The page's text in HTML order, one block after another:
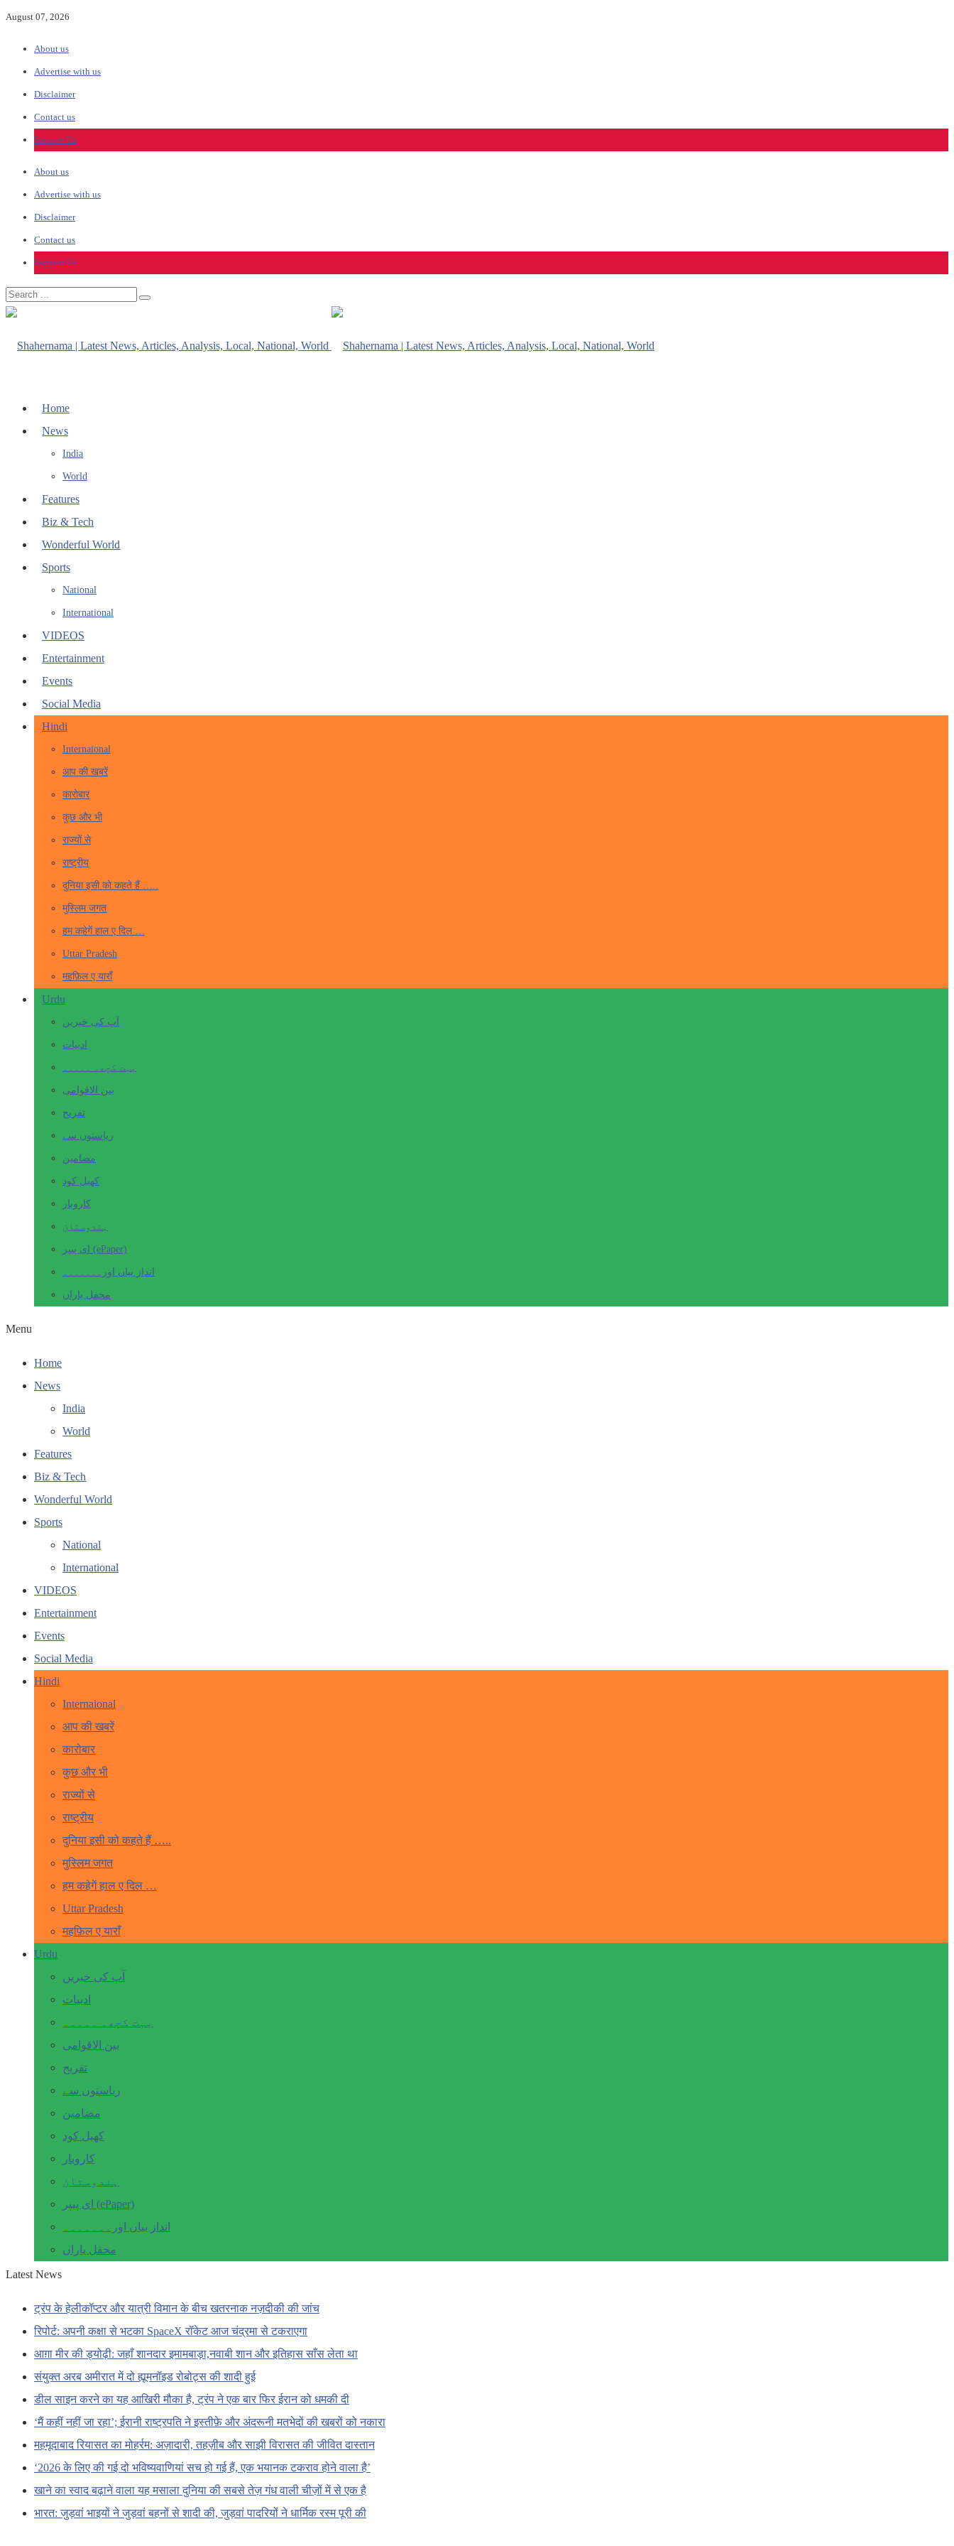
August 07, 2026
About us
Advertise with us
Disclaimer
Contact us
Support Us
About us
Advertise with us
Disclaimer
Contact us
Support Us
Home
News
India
World
Features
Biz & Tech
Wonderful World
Sports
National
International
VIDEOS
Entertainment
Events
Social Media
Hindi
Internaional
आप की खबरें
कारोबार
कुछ और भी
राज्यों से
राष्ट्रीय
दुनिया इसी को कहते हैं …..
मुस्लिम जगत
हम कहेगें हाल ए दिल …
Uttar Pradesh
महफ़िल ए याराँ
Urdu
آپ کی خبریں
ادبیات
بہت کچھ۔ ۔۔۔۔۔
بین الاقوامی
تفریح
ریاستوں سے
مضامین
کھیل کود
کاروبار
ہندوستان
ای پیپر (ePaper)
انداز بیاں اور۔۔۔۔۔۔۔
محفل یاراں
Menu
Home
News
India
World
Features
Biz & Tech
Wonderful World
Sports
National
International
VIDEOS
Entertainment
Events
Social Media
Hindi
Internaional
आप की खबरें
कारोबार
कुछ और भी
राज्यों से
राष्ट्रीय
दुनिया इसी को कहते हैं …..
मुस्लिम जगत
हम कहेगें हाल ए दिल …
Uttar Pradesh
महफ़िल ए याराँ
Urdu
آپ کی خبریں
ادبیات
بہت کچھ۔ ۔۔۔۔۔
بین الاقوامی
تفریح
ریاستوں سے
مضامین
کھیل کود
کاروبار
ہندوستان
ای پیپر (ePaper)
انداز بیاں اور۔۔۔۔۔۔۔
محفل یاراں
Latest News
ट्रंप के हेलीकॉप्टर और यात्री विमान के बीच खतरनाक नज़दीकी की जांच
रिपोर्ट: अपनी कक्षा से भटका SpaceX रॉकेट आज चंद्रमा से टकराएगा
आग़ा मीर की ड्योढ़ी: जहाँ शानदार इमामबाड़ा,नवाबी शान और इतिहास साँस लेता था
संयुक्त अरब अमीरात में दो ह्यूमनॉइड रोबोट्स की शादी हुई
डील साइन करने का यह आखिरी मौका है, ट्रंप ने एक बार फिर ईरान को धमकी दी
‘मैं कहीं नहीं जा रहा’; ईरानी राष्ट्रपति ने इस्तीफ़े और अंदरूनी मतभेदों की खबरों को नकारा
महमूदाबाद रियासत का मोहर्रम: अज़ादारी, तहज़ीब और साझी विरासत की जीवित दास्तान
‘2026 के लिए की गई दो भविष्यवाणियां सच हो गई हैं, एक भयानक टकराव होने वाला है’
खाने का स्वाद बढ़ाने वाला यह मसाला दुनिया की सबसे तेज़ गंध वाली चीज़ों में से एक है
भारत: जुड़वां भाइयों ने जुड़वां बहनों से शादी की, जुड़वां पादरियों ने धार्मिक रस्म पूरी की